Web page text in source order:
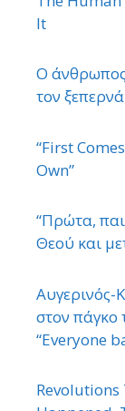
It
Ο
τον ξεπερνά
“First
Own”
“Πρώτα,
Θεού και
Αυγερινός-
στον πάγκο
“Εveryone